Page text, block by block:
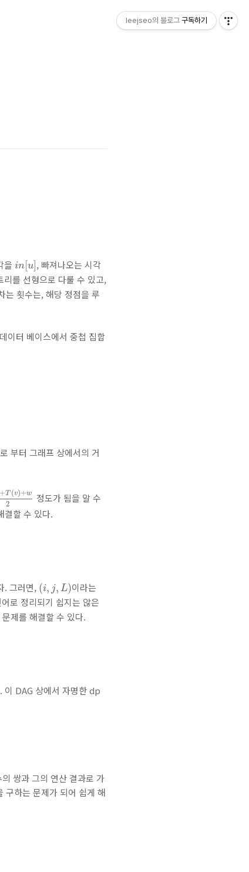
을 in u
in[u], 빠져나오는 시각
를 선형으로 다룰 수 있고,
횟수는, 해당 정점을 루
이터 베이스에서 중첩 집합
부터 그래프 상에서의 거
+T (v)+w
2
)+T(v)+
정도가 됨을 알 수
할 수 있다.
. 그러면, (i, j, L)
(i, ,L
이라는
로 정리되기 쉽지는 않은
제를 해결할 수 있다.
이 DAG 상에서 자명한 dp
쌍과 그의 연산 결과로 가
구하는 문제가 되어 쉽게 해
leejseo의 블로그 구독하기